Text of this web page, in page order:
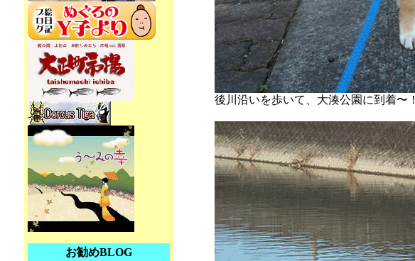
お勧めBLOG
後川沿いを歩いて、大湊公園に到着〜！